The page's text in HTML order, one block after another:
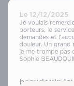
Le 12/12/2025
Je voulais
porteurs, le
demandes et
douleur. Un grand
je me trompe pas
Sophie
beaudouin